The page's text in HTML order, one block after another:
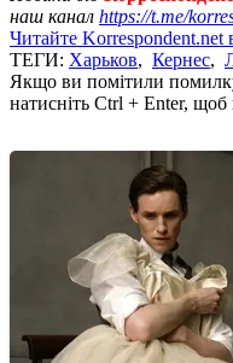
наш канал https://t.me/
Читайте Korrespondent.net
ТЕГИ: Харьков, Кернес,
Якщо ви помітили
натисніть Ctrl + Enter,